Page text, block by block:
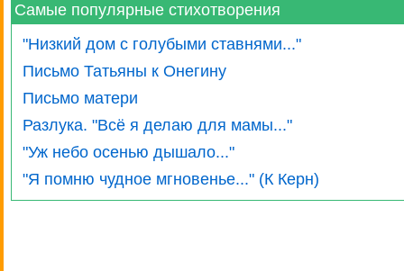
Самые популярные стихотворения
"Низкий дом с голубыми ставнями..."
Письмо Татьяны к Онегину
Письмо матери
Разлука. "Всё я делаю для мамы..."
"Уж небо осенью дышало..."
"Я помню чудное мгновенье..." (К Керн)